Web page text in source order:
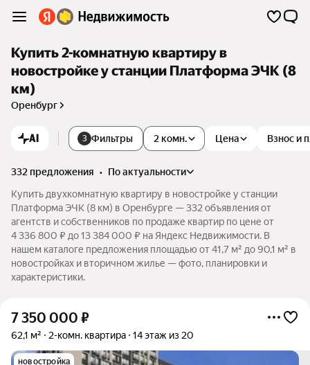
Купить 2-комнатную квартиру в
новостройке у станции Платформа ЭЧК (8
км)
Оренбург
AI 3 Фильтры Цена Взнос и
2 комн.
332 предложения •
по актуальности
Купить двухкомнатную квартиру в новостройке у станции
Платформа ЭЧК (8 км) в Оренбурге — 332 объявления от
агентств и собственников по продаже квартир по цене от
4 336 800 ₽ до 13 384 000 ₽ на Яндекс Недвижимости. В
нашем каталоге предложения площадью от 41,7 м² до 90,1 м² в
новостройках и вторичном жилье — фото, планировки и
характеристики.
7 350 000 ₽
62,1 м² 2-комн. квартира 14 этаж из 20
новостройка